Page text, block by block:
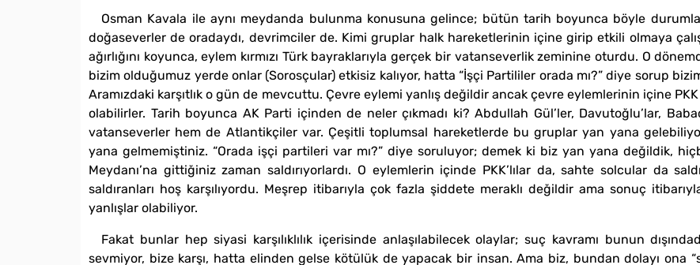
Osman Kavala ile aynı meydanda bulunma konusuna gelince; bütün tarih boyunca böyle
doğaseverler de oradaydı, devrimciler de. Kimi gruplar halk hareketlerinin içine girip etkili olmaya
ağırlığını koyunca, eylem kırmızı Türk bayraklarıyla gerçek bir vatanseverlik zeminine oturdu. O
bizim olduğumuz yerde onlar (Sorosçular) etkisiz kalıyor, hatta “İşçi Partililer orada mı?” diye sorup
Aramızdaki karşıtlık o gün de mevcuttu. Çevre eylemi yanlış değildir ancak çevre eylemlerinin içine
olabilirler. Tarih boyunca AK Parti içinden de neler çıkmadı ki? Abdullah Gül’ler, Davutoğlu’lar,
vatanseverler hem de Atlantikçiler var. Çeşitli toplumsal hareketlerde bu gruplar yan yana
yana gelmemiştiniz. “Orada işçi partileri var mı?” diye soruluyor; demek ki biz yan yana değildik,
Meydanı’na gittiğiniz zaman saldırıyorlardı. O eylemlerin içinde PKK’lılar da, sahte solcular da
saldıranları hoş karşılıyordu. Meşrep itibarıyla çok fazla şiddete meraklı değildir ama sonuç
yanlışlar olabiliyor.
Fakat bunlar hep siyasi karşılıklılık içerisinde anlaşılabilecek olaylar; suç kavramı bunun
sevmiyor, bize karşı, hatta elinden gelse kötülük de yapacak bir insan. Ama biz, bundan dolayı ona